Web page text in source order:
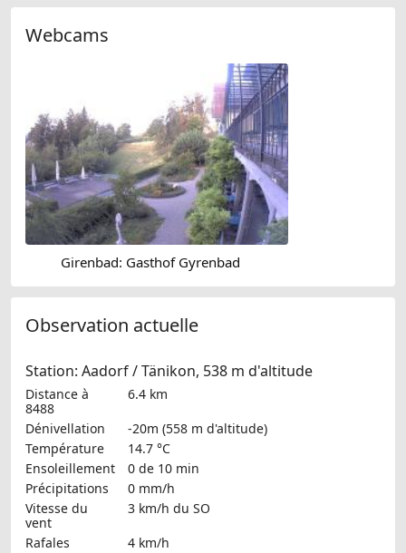
Webcams
Girenbad: Gasthof Gyrenbad
Observation actuelle
Station: Aadorf / Tänikon, 538 m d'altitude
Distance à
8488
6.4 km
Dénivellation
-20m (558 m d'altitude)
Température
14.7 °C
Ensoleillement
0 de 10 min
Précipitations
0 mm/h
Vitesse du
vent
3 km/h du SO
Rafales
4 km/h